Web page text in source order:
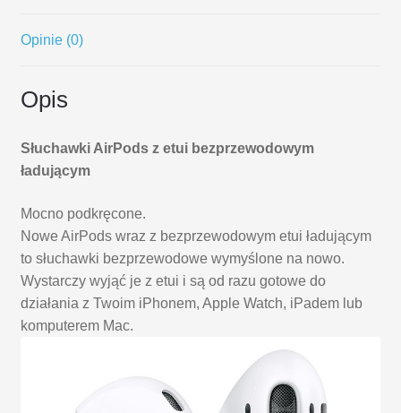
Opinie (0)
Opis
Słuchawki AirPods z etui bezprzewodowym
ładującym
Mocno podkręcone.
Nowe AirPods wraz z bezprzewodowym etui ładującym
to słuchawki bezprzewodowe wymyślone na nowo.
Wystarczy wyjąć je z etui i są od razu gotowe do
działania z Twoim iPhonem, Apple Watch, iPadem lub
komputerem Mac.